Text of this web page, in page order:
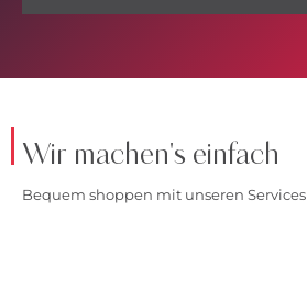
Wir machen's einfach
Bequem shoppen mit unseren Services